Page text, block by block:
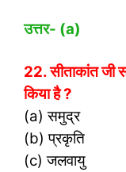
उत्तर- (a)
22. सीताकांत जी
किया है ?
(a) समुद्र
(b) प्रकृति
(c) जलवायु